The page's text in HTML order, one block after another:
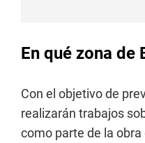
En qué zona de
Con el objetivo de
realizarán trabajos
como parte de la